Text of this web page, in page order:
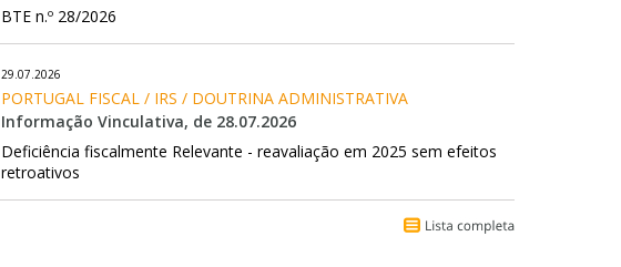
BTE n.º 28/2026
29.07.2026
PORTUGAL FISCAL / IRS / DOUTRINA ADMINISTRATIVA
Informação Vinculativa, de 28.07.2026
Deficiência fiscalmente Relevante - reavaliação em 2025 sem efeitos
retroativos